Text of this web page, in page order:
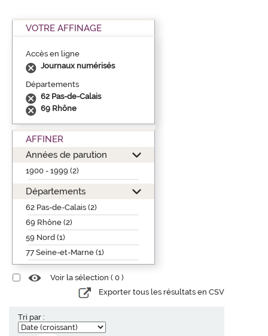
VOTRE AFFINAGE
Accès en ligne
Journaux numérisés
Départements
62 Pas-de-Calais
69 Rhône
AFFINER
Années de parution
1900 - 1999 (2)
Départements
62 Pas-de-Calais (2)
69 Rhône (2)
59 Nord (1)
77 Seine-et-Marne (1)
Voir la sélection ( 0 )
Exporter tous les résultats en CSV
Tri par :